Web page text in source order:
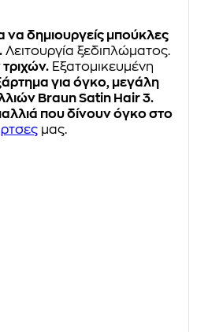
να δημιουργείς μπούκλες
Λειτουργία ξεδιπλώματος.
Εξατομικευμένη
για όγκο, μεγάλη
Braun Satin Hair 3.
που δίνουν όγκο στο
μας.